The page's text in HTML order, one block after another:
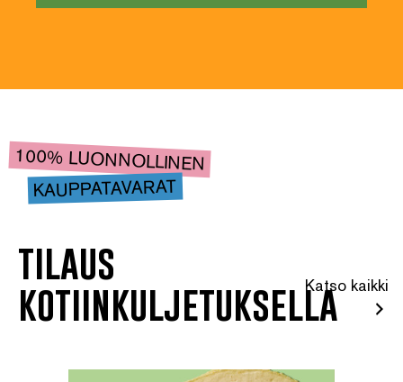
100% LUONNOLLINEN
KAUPPATAVARAT
tilaus
kotiinkuljetuksellaKatso kaikki